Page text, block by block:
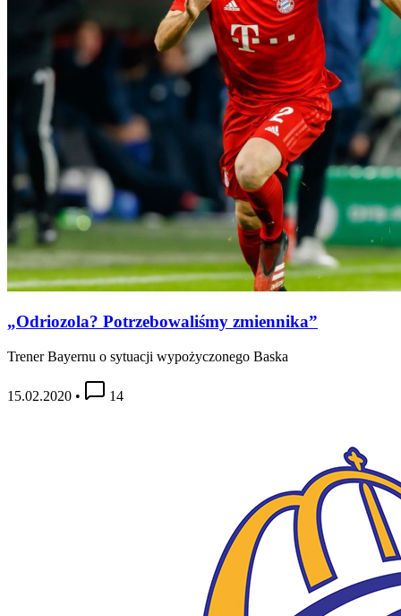
„Odriozola? Potrzebowaliśmy zmiennika”
Trener Bayernu o sytuacji wypożyczonego Baska
15.02.2020 • 14